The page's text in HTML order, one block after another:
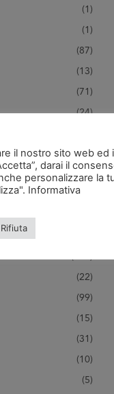
(1)
(1)
(87)
(13)
(71)
(24)
(21)
(28)
(28)
(119)
(22)
(99)
(15)
(31)
(10)
(5)
il nostro sito web ed i
darai il
personalizzare la
Informativa
Rifiuta